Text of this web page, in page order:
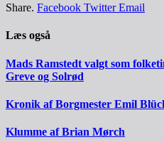
Share. Facebook Twitter Email
Læs også
Mads Ramstedt valgt som
Greve og Solrød
Kronik af Borgmester Emil
Klumme af Brian Mørch